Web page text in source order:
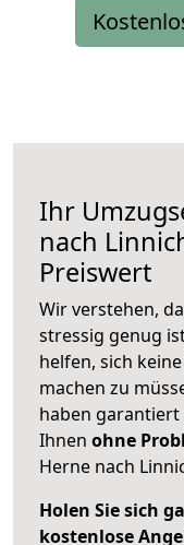
Ihr
nach
Preiswert
Wir verstehen,
stressig genug
helfen, sich
machen zu
haben garantiert
Ihnen ohne
Herne nach
Holen Sie sich
kostenlose